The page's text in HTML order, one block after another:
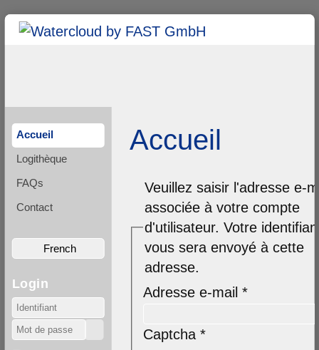
Accueil
Logithèque
FAQs
Contact
French
Login
Accueil
Veuillez saisir l'adresse e-
associée à votre compte
d'utilisateur. Votre
vous sera envoyé à cette
adresse.
Adresse e-mail *
Captcha*